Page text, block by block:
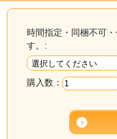
時間指定・同梱不可
す。:
購入数：